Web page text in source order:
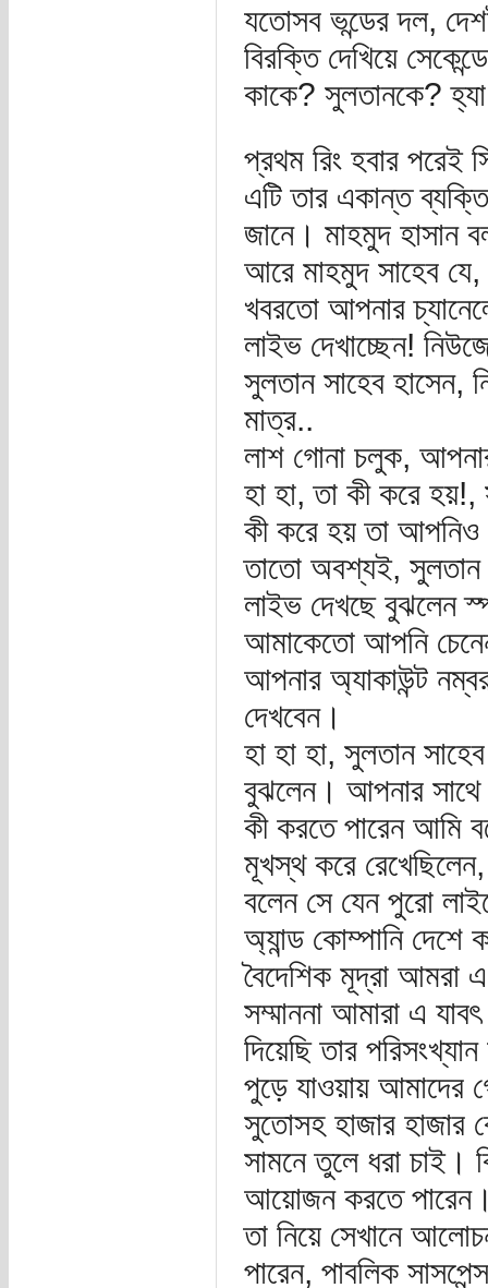
যতোসব ভন্ডের দল,
বিরক্তি দেখিয়ে
কাকে? সুলতানকে?
প্রথম রিং হবার পরেই
এটি তার একান্ত
জানে। মাহমুদ হাসান
আরে মাহমুদ সাহেব
খবরতো আপনার
লাইভ দেখাচ্ছেন!
সুলতান সাহেব
মাত্র..
লাশ গোনা চলুক,
হা হা, তা কী করে
কী করে হয় তা
তাতো অবশ্যই, সুলতান
লাইভ দেখছে বুঝলেন
আমাকেতো আপনি
আপনার অ্যাকাউন্ট
দেখবেন।
হা হা হা, সুলতান
বুঝলেন। আপনার সাথে
কী করতে পারেন আমি
মূখস্থ করে
বলেন সে যেন পুরো
অ্যান্ড কোম্পানি
বৈদেশিক মূদ্রা আমরা
সম্মাননা আমারা এ
দিয়েছি তার
পুড়ে যাওয়ায় আমাদের
সুতোসহ হাজার হাজার
সামনে তুলে ধরা চাই।
আয়োজন করতে পারেন।
তা নিয়ে সেখানে
পারেন, পাবলিক